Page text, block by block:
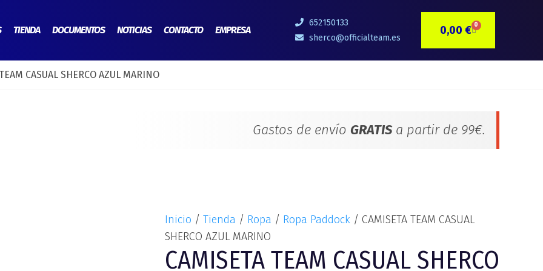
TIENDA DOCUMENTOS NOTICIAS CONTACTO EMPRESA
652150133
sherco@officialteam.es
0,00 € 0CARRITO
CASUAL SHERCO AZUL MARINO
Gastos de envío GRATISa partir de 99€.
Inicio / Tienda / Ropa / Ropa Paddock / CAMISETA TEAM CASUAL
SHERCO AZUL MARINO
CAMISETA TEAM CASUAL SHERCO
precio
original
era:
precio
actual
es:
TEAM
SHERCO